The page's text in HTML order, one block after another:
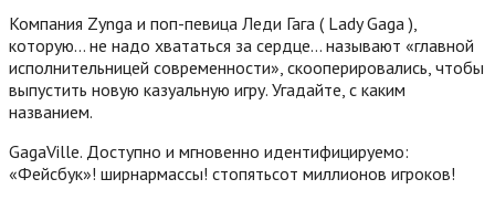
Компания Zynga и поп-певица Леди Гага ( Lady Gaga ),
которую… не надо хвататься за сердце… называют «главной
исполнительницей современности», скооперировались, чтобы
выпустить новую казуальную игру. Угадайте, с каким
названием.
GagaVille. Доступно и мгновенно идентифицируемо:
«Фейсбук»! ширнармассы! стопятьсот миллионов игроков!